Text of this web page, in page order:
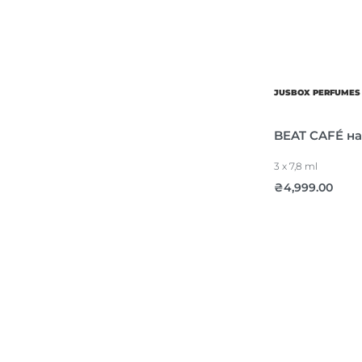
JUSBOX PERFUMES
BEAT CAFÉ
3 x 7,8 ml
₴4,999.00